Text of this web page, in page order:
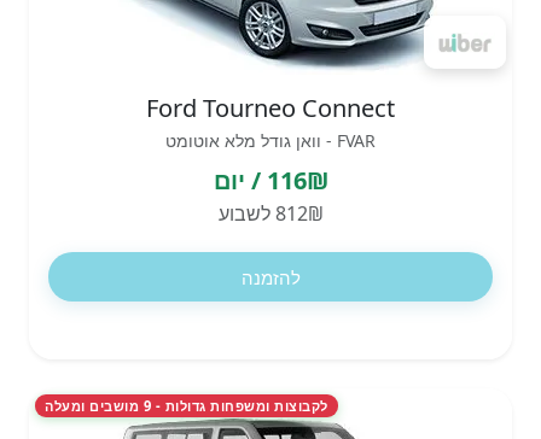
Ford Tourneo Connect
FVAR - וואן גודל מלא אוטומט
116₪ / יום
812₪ לשבוע
להזמנה
לקבוצות ומשפחות גדולות - 9 מושבים ומעלה